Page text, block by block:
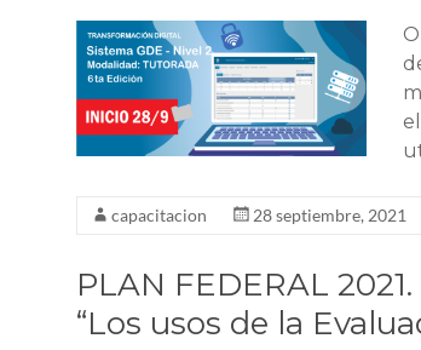
capacitacion 28 septiembre, 2021
PLAN FEDERAL
“Los usos de la